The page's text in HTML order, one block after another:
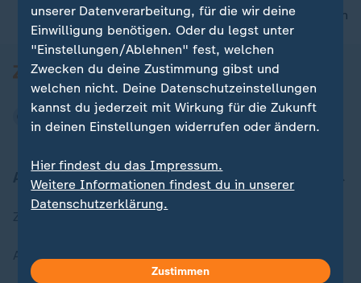
nach oben
Aktuell bei ZDFheute
Aktuelle Sendungs-Videos
unserer Datenverarbeitung, für die wir deine
Einwilligung benötigen. Oder du legst unter
"Einstellungen/Ablehnen" fest, welchen
Zwecken du deine Zustimmung gibst und
welchen nicht. Deine Datenschutzeinstellungen
kannst du jederzeit mit Wirkung für die Zukunft
in deinen Einstellungen widerrufen oder ändern.
Hier findest du das Impressum.
Weitere Informationen findest du in unserer
Datenschutzerklärung.
Zustimmen